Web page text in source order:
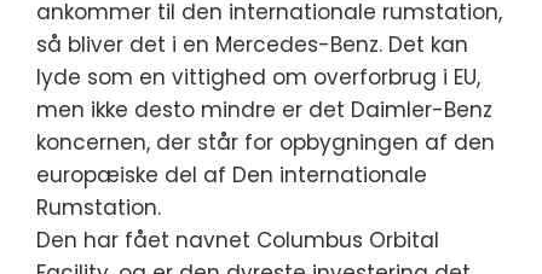
ankommer til den internationale rumstation,
så bliver det i en Mercedes-Benz. Det kan
lyde som en vittighed om overforbrug i EU,
men ikke desto mindre er det Daimler-Benz
koncernen, der står for opbygningen af den
europæiske del af Den internationale
Rumstation.
Den har fået navnet Columbus Orbital